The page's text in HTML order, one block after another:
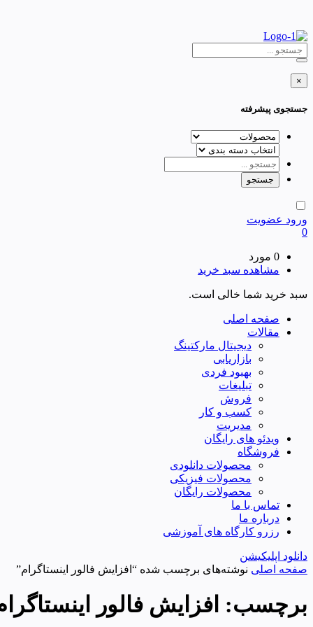
×
جستجوی پیشرفته
ورود عضویت
0
0 مورد
مشاهده سبد خرید
سبد خرید شما خالی است.
صفحه اصلی
مقالات
دیجیتال مارکتینگ
بازاریابی
بهبود فردی
تبلیغات
فروش
کسب و کار
مدیریت
ویدئو های رایگان
فروشگاه
محصولات دانلودی
محصولات فیزیکی
محصولات رایگان
تماس با ما
درباره ما
رزرو کارگاه های آموزشی
دانلود اپلیکیشن
صفحه اصلی نوشته‌های برچسب شده “افزایش فالور اینستاگرام”
برچسب: افزایش فالور